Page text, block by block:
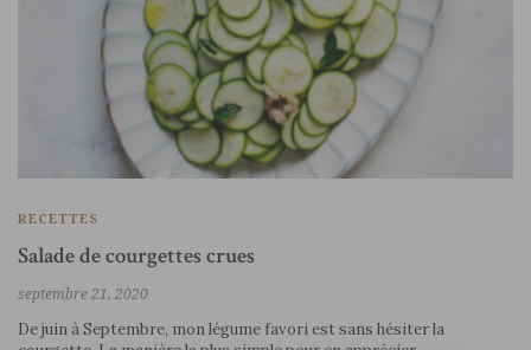
RECETTES
Salade de courgettes crues
septembre 21, 2020
De juin à Septembre, mon légume favori est sans hésiter la